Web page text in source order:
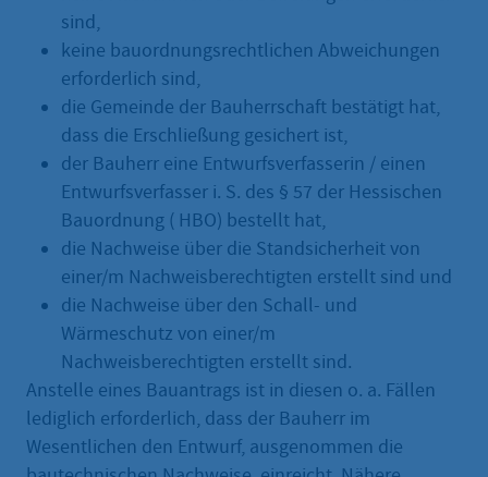
sind,
keine bauordnungsrechtlichen Abweichungen
erforderlich sind,
die Gemeinde der Bauherrschaft bestätigt hat,
dass die Erschließung gesichert ist,
der Bauherr eine Entwurfsverfasserin / einen
Entwurfsverfasser i. S. des § 57 der Hessischen
Bauordnung ( HBO) bestellt hat,
die Nachweise über die Standsicherheit von
einer/m Nachweisberechtigten erstellt sind und
die Nachweise über den Schall- und
Wärmeschutz von einer/m
Nachweisberechtigten erstellt sind.
Anstelle eines Bauantrags ist in diesen o. a. Fällen
lediglich erforderlich, dass der Bauherr im
Wesentlichen den Entwurf, ausgenommen die